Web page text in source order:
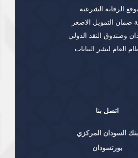
اتصل بنا
بنك السودان المركزي
بورتسودان
الرقابة الشرعية
ضمان التمويل الاصغر
وصندوق النقد الدولي
العام لنشر البيانات